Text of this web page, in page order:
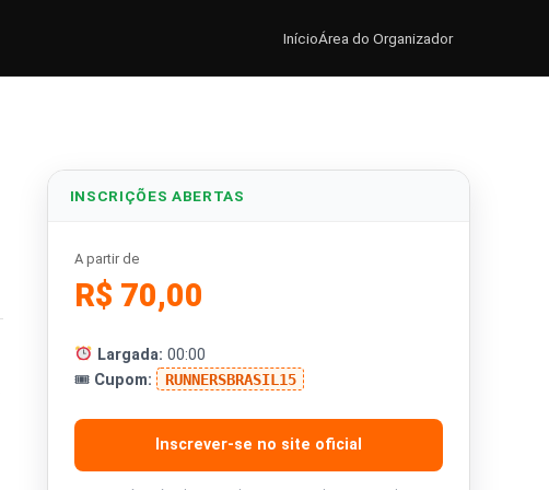
InícioÁrea do Organizador
INSCRIÇÕES ABERTAS
A partir de
R$ 70,00
Largada: 00:00
🎟 Cupom: RUNNERSBRASIL15
Inscrever-se no site oficial